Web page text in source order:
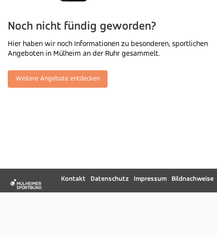
Noch nicht fündig geworden?
Hier haben wir noch Informationen zu besonderen, sportlichen
Angeboten in Mülheim an der Ruhr gesammelt.
Weitere Angebote entdecken
Kontakt Datenschutz Impressum Bildnachweise